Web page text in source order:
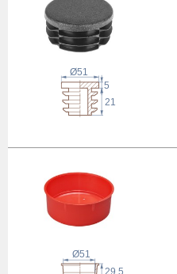
5
21
Ø51
29.5
Ø51